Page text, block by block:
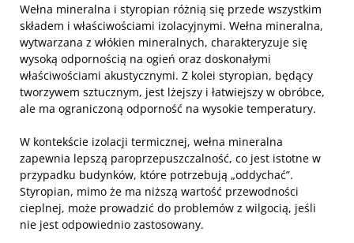
Wełna mineralna i styropian różnią się przede wszystkim
składem i właściwościami izolacyjnymi. Wełna mineralna,
wytwarzana z włókien mineralnych, charakteryzuje się
wysoką odpornością na ogień oraz doskonałymi
właściwościami akustycznymi. Z kolei styropian, będący
tworzywem sztucznym, jest lżejszy i łatwiejszy w obróbce,
ale ma ograniczoną odporność na wysokie temperatury.
W kontekście izolacji termicznej, wełna mineralna
zapewnia lepszą paroprzepuszczalność, co jest istotne w
przypadku budynków, które potrzebują „oddychać”.
Styropian, mimo że ma niższą wartość przewodności
cieplnej, może prowadzić do problemów z wilgocią, jeśli
nie jest odpowiednio zastosowany.